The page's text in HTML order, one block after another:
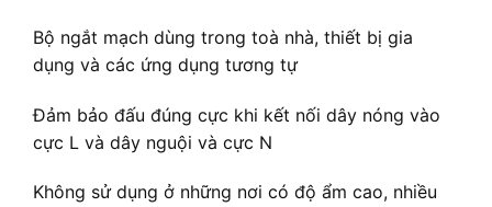
Bộ ngắt mạch dùng trong toà nhà, thiết bị gia
dụng và các ứng dụng tương tự
Đảm bảo đấu đúng cực khi kết nối dây nóng vào
cực L và dây nguội và cực N
Không sử dụng ở những nơi có độ ẩm cao, nhiều